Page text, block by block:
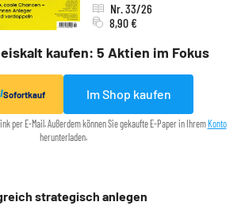
eiskalt kaufen: 5 Aktien im Fokus
Nr. 33/26
8,90 €
Sofortkauf Im Shop kaufen
per E-Mail. Außerdem können Sie gekaufte E-Paper in Ihrem Konto
herunterladen.
strategisch anlegen